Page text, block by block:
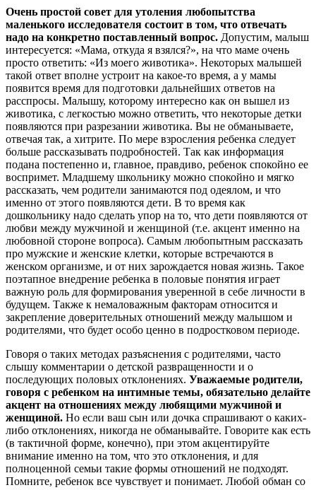
Очень простой совет для утоления любопытства
маленького исследователя состоит в том, что отвечать
надо на конкретно поставленный вопрос. Допустим, малыш
интересуется: «Мама, откуда я взялся?», на что маме очень
просто ответить: «Из моего животика». Некоторых малышей
такой ответ вполне устроит на какое-то время, а у мамы
появится время для подготовки дальнейших ответов на
расспросы. Малышу, которому интересно как он вышел из
животика, с легкостью можно ответить, что некоторые детки
появляются при разрезании животика. Вы не обманываете,
отвечая так, а хитрите. По мере взросления ребенка следует
больше рассказывать подробностей. Так как информация
подана постепенно и, главное, правдиво, ребенок спокойно ее
воспримет. Младшему школьнику можно спокойно и мягко
рассказать, чем родители занимаются под одеялом, и что
именно от этого появляются дети. В то время как
дошкольнику надо сделать упор на то, что дети появляются от
любви между мужчиной и женщиной (т.е. акцент именно на
любовной стороне вопроса). Самым любопытным рассказать
про мужские и женские клетки, которые встречаются в
женском организме, и от них зарождается новая жизнь. Такое
поэтапное внедрение ребенка в половые понятия играет
важную роль для формирования уверенной в себе личности в
будущем. Также к немаловажным факторам относится и
закрепление доверительных отношений между малышом и
родителями, что будет особо ценно в подростковом периоде.
Говоря о таких методах разъяснения с родителями, часто
слышу комментарии о детской развращенности и о
последующих половых отклонениях. Уважаемые родители,
говоря с ребенком на интимные темы, обязательно делайте
акцент на отношениях между любящими мужчиной и
женщиной. Но если ваш сын или дочка спрашивают о каких-
либо отклонениях, никогда не обманывайте. Говорите как есть
(в тактичной форме, конечно), при этом акцентируйте
внимание именно на том, что это отклонения, и для
полноценной семьи такие формы отношений не подходят.
Помните, ребенок все чувствует и понимает. Любой обман со